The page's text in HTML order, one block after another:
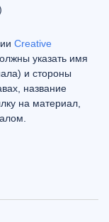
Creative
указать имя
и стороны
название
на материал,